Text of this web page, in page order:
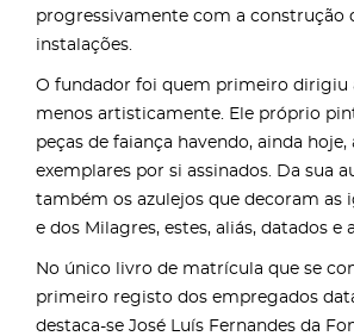
progressivamente com a construção
instalações.
O fundador foi quem primeiro dirigiu
menos artisticamente. Ele próprio
peças de faiança havendo, ainda hoje,
exemplares por si assinados. Da sua
também os azulejos que decoram as
e dos Milagres, estes, aliás, datados e
No único livro de matrícula que se
primeiro registo dos empregados
destaca-se José Luís Fernandes da